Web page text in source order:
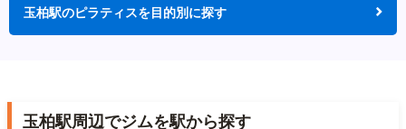
玉柏駅のピラティスを目的別に探す
玉柏駅周辺でジムを駅から探す